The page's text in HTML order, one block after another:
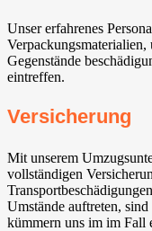
Unser erfahrenes
Gegenstände
eintreffen.
Versicherung
Mit unserem
vollständigen
Umstände auftreten,
kümmern uns im im Fall